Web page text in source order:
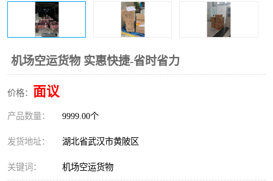
机场空运货物 实惠快捷-省时省力
价格： 面议
产品数量： 9999.00个
发货地址： 湖北省武汉市黄陂区
关键词： 机场空运货物